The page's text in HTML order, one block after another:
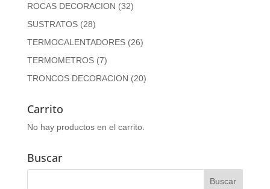
ROCAS DECORACION (32)
SUSTRATOS (28)
TERMOCALENTADORES (26)
TERMOMETROS (7)
TRONCOS DECORACION (20)
Carrito
No hay productos en el carrito.
Buscar